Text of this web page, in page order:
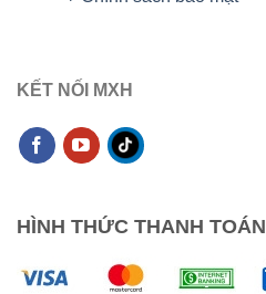
KẾT NỐI MXH
HÌNH THỨC THANH TOÁN